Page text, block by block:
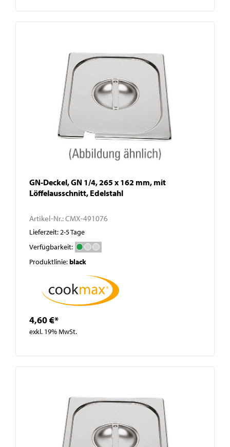
GN-Deckel, GN 1/4, 265 x 162 mm, mit
Löffelausschnitt, Edelstahl
Artikel-Nr.:CMX-491076
Lieferzeit: 2-5 Tage
Verfügbarkeit:
Produktlinie:black
4,60 €*
exkl. 19% MwSt.